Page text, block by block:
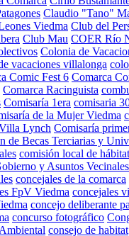
Claudio "Tano"
Viedma Club del
Club Mau COER Río
Colonia de
vacaciones villalonga
Comic Fest 6 Comarca
Comarca Racinguista
Comisaría 1era comisaria
de la Mujer Viedma
Lynch Comisaría
de Becas Terciarias y
comisión local de hábitat
y Asuntos Vecinales
concejales de la comarca
FpV Viedma concejales
concejo deliberante
concurso fotográfico
consejo de habitat